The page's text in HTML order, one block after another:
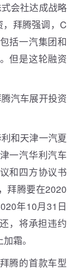
会社达成战略
拜腾强调，C
括一汽集团和
但是这轮融资
汽车展开投资
和天津一汽夏
一汽华利汽车
和四方协议书
拜腾要在2020
年10月31日
，将承担违约
霜。
腾的首款车型